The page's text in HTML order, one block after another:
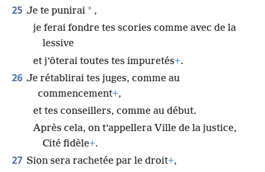
25 Je te punirai * ,
je ferai fondre tes scories comme avec de la
lessive
et j’ôterai toutes tes impuretés+.
26 Je rétablirai tes juges, comme au
commencement+,
et tes conseillers, comme au début.
Après cela, on t’appellera Ville de la justice,
Cité fidèle+.
27 Sion sera rachetée par le droit+,